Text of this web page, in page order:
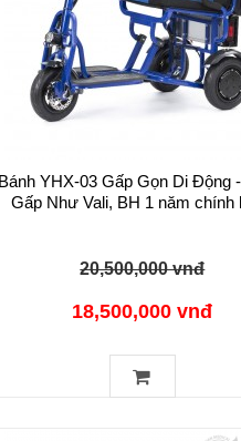
YHX-03 Gấp Gọn Di Động
Gấp Như Vali, BH 1 năm chính
20,500,000 vnđ
18,500,000 vnđ